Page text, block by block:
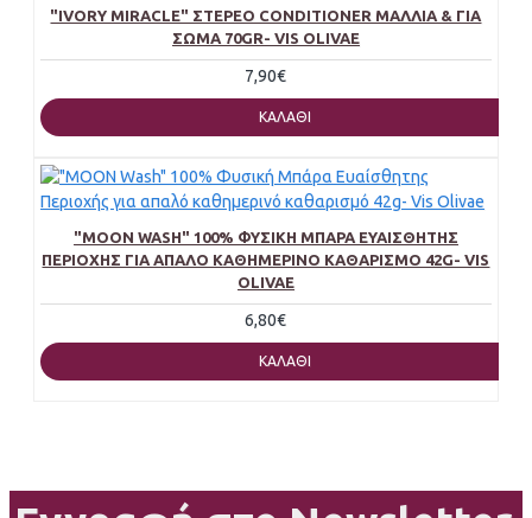
"IVORY MIRACLE" ΣΤΕΡΕΌ CONDITIONER ΜΑΛΛΙΆ & ΓΙΑ
ΣΏΜΑ 70GR- VIS OLIVAE
7,90€
ΚΑΛΆΘΙ
"MOON WASH" 100% ΦΥΣΙΚΉ ΜΠΆΡΑ ΕΥΑΊΣΘΗΤΗΣ
ΠΕΡΙΟΧΉΣ ΓΙΑ ΑΠΑΛΌ ΚΑΘΗΜΕΡΙΝΌ ΚΑΘΑΡΙΣΜΌ 42G- VIS
OLIVAE
6,80€
ΚΑΛΆΘΙ